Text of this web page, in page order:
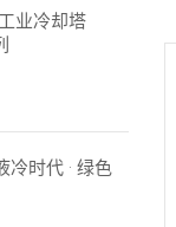
业冷却塔
冷时代 · 绿色